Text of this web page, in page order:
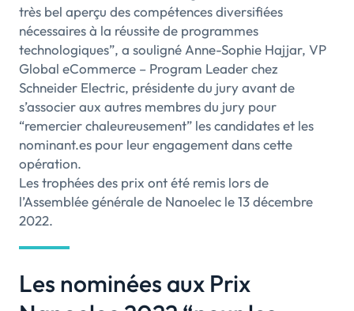
très bel aperçu des compétences diversifiées
nécessaires à la réussite de programmes
technologiques”, a souligné Anne-Sophie Hajjar, VP
Global eCommerce – Program Leader chez
Schneider Electric, présidente du jury avant de
s’associer aux autres membres du jury pour
“remercier chaleureusement” les candidates et les
nominant.es pour leur engagement dans cette
opération.
Les trophées des prix ont été remis lors de
l’Assemblée générale de Nanoelec le 13 décembre
2022.
Les nominées aux Prix